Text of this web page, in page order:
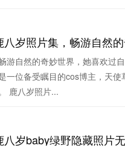
岁照片集，畅游自然
游自然的奇妙世界，她喜欢过
一位备受瞩目的cos博主，天
鹿八岁照片...
岁baby绿野隐藏照片